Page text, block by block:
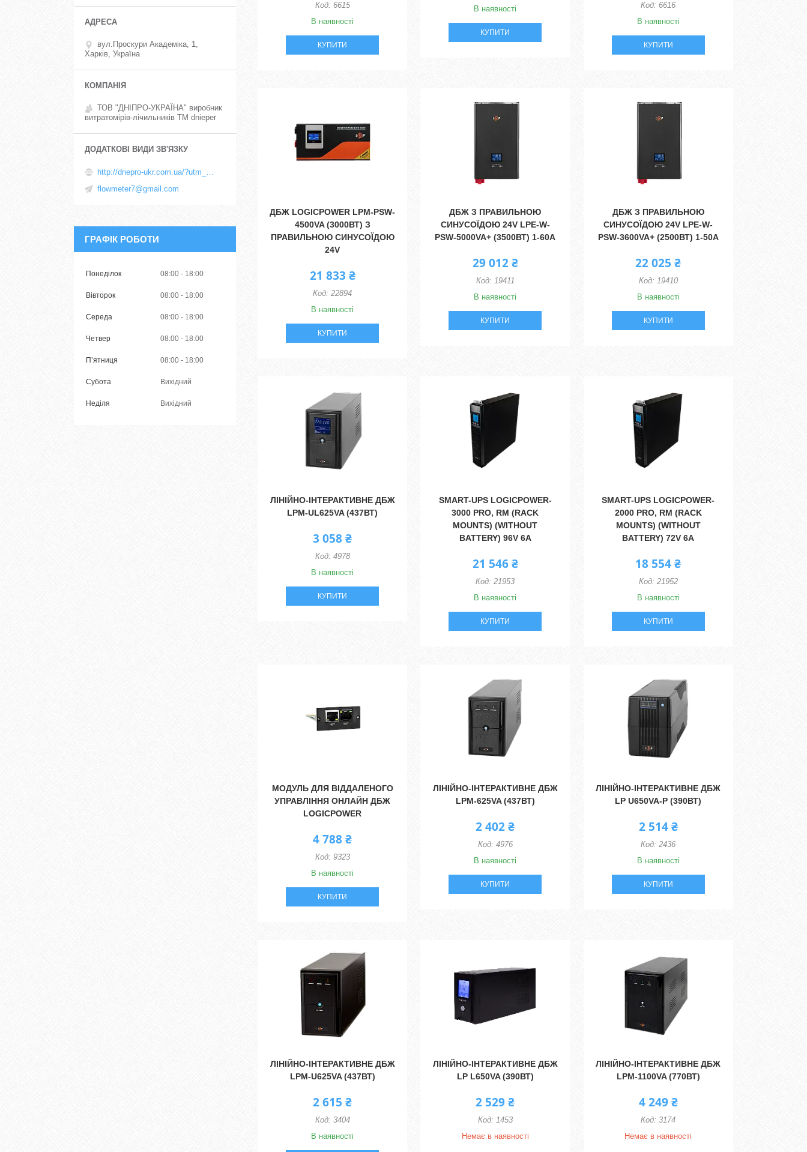
6615
В наявності
КУПИТИ
В наявності
КУПИТИ
6616
В наявності
КУПИТИ
ДБЖ LOGICPOWER LPM-PSW-
4500VA (3000ВТ) З
ПРАВИЛЬНОЮ СИНУСОЇДОЮ
24V
21 833 ₴
22894
В наявності
КУПИТИ
ДБЖ З ПРАВИЛЬНОЮ
СИНУСОЇДОЮ 24V LPE-W-
PSW-5000VA+ (3500ВТ) 1-60A
29 012 ₴
19411
В наявності
КУПИТИ
ДБЖ З ПРАВИЛЬНОЮ
СИНУСОЇДОЮ 24V LPE-W-
PSW-3600VA+ (2500ВТ) 1-50A
22 025 ₴
19410
В наявності
КУПИТИ
ЛІНІЙНО-ІНТЕРАКТИВНЕ ДБЖ
LPM-UL625VA (437ВТ)
3 058 ₴
4978
В наявності
КУПИТИ
SMART-UPS LOGICPOWER-
3000 PRO, RM (RACK
MOUNTS) (WITHOUT
BATTERY) 96V 6A
21 546 ₴
21953
В наявності
КУПИТИ
SMART-UPS LOGICPOWER-
2000 PRO, RM (RACK
MOUNTS) (WITHOUT
BATTERY) 72V 6A
18 554 ₴
21952
В наявності
КУПИТИ
МОДУЛЬ ДЛЯ ВІДДАЛЕНОГО
УПРАВЛІННЯ ОНЛАЙН ДБЖ
LOGICPOWER
4 788 ₴
9323
В наявності
КУПИТИ
ЛІНІЙНО-ІНТЕРАКТИВНЕ ДБЖ
LPM-625VA (437ВТ)
2 402 ₴
4976
В наявності
КУПИТИ
ЛІНІЙНО-ІНТЕРАКТИВНЕ ДБЖ
LP U650VA-P (390ВТ)
2 514 ₴
2436
В наявності
КУПИТИ
ЛІНІЙНО-ІНТЕРАКТИВНЕ ДБЖ
LPM-U625VA (437ВТ)
2 615 ₴
3404
В наявності
ЛІНІЙНО-ІНТЕРАКТИВНЕ ДБЖ
LP L650VA (390ВТ)
2 529 ₴
1453
Немає в наявності
ЛІНІЙНО-ІНТЕРАКТИВНЕ ДБЖ
LPM-1100VA (770ВТ)
4 249 ₴
3174
Немає в наявності
вул.Проскури Академіка, 1,
Харків, Україна
ТОВ "ДНІПРО-УКРАЇНА" виробник
витратомірів-лічильників TM dnieper
flowmeter7@gmail.com
ГРАФІК РОБОТИ
Понеділок 08:00 18:00
Вівторок 08:00 18:00
Середа 08:00 18:00
Четвер 08:00 18:00
Пʼятниця 08:00 18:00
Субота Вихідний
Неділя Вихідний